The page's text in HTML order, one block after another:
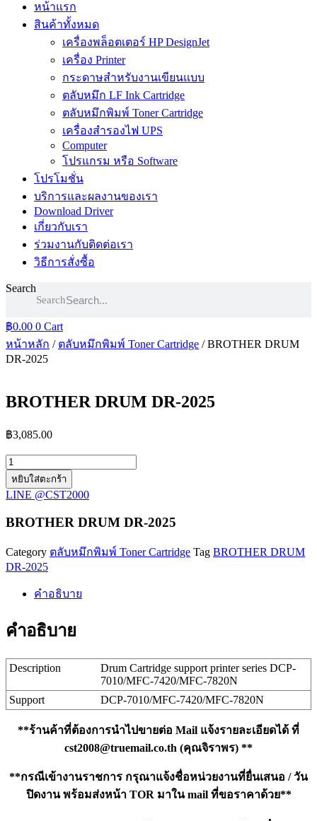
หน้าแรก
สินค้าทั้งหมด
เครื่องพล็อตเตอร์ HP DesignJet
เครื่อง Printer
กระดาษสำหรับงานเขียนแบบ
ตลับหมึก LF Ink Cartridge
ตลับหมึกพิมพ์ Toner Cartridge
เครื่องสำรองไฟ UPS
Computer
โปรแกรม หรือ Software
โปรโมชั่น
บริการและผลงานของเรา
Download Driver
เกี่ยวกับเรา
ร่วมงานกับติดต่อเรา
วิธีการสั่งซื้อ
Search
Search
฿0.00 0 Cart
หน้าหลัก / ตลับหมึกพิมพ์ Toner Cartridge / BROTHER DRUM
DR-2025
BROTHER DRUM DR-2025
฿3,085.00
จำนวน
BROTHER
DRUM
DR-
2025
หยิบใส่ตะกร้า
LINE @CST2000
BROTHER DRUM DR-2025
Category ตลับหมึกพิมพ์ Toner Cartridge Tag BROTHER DRUM
DR-2025
คำอธิบาย
คำอธิบาย
Description
Drum Cartridge support printer series DCP-
7010/MFC-7420/MFC-7820N
Support
DCP-7010/MFC-7420/MFC-7820N
**ร้านค้าที่ต้องการนำไปขายต่อ Mail แจ้งรายละเอียดได้ ที่
cst2008@truemail.co.th (คุณจิราพร) **
**กรณีเข้างานราชการ กรุณาแจ้งชื่อหน่วยงานที่ยื่นเสนอ / วัน
ปิดงาน พร้อมส่งหน้า TOR มาใน mail ที่ขอราคาด้วย**